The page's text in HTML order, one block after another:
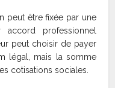
peut être fixée par une
professionnel
peut choisir de payer
légal, mais la somme
cotisations sociales.